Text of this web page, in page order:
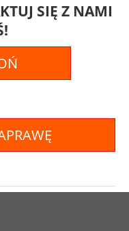
SIĘ Z NAMI